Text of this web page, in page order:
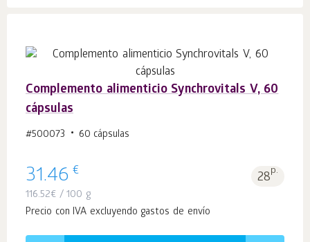
Complemento alimenticio Synchrovitals V, 60
cápsulas
#500073 60 cápsulas
31.46 € 28p.
116.52€ / 100 g
Precio con IVA excluyendo gastos de envío